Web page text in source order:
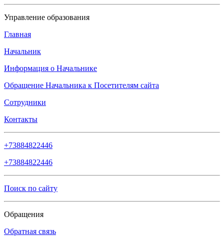
Управление образования
Главная
Начальник
Информация о Начальнике
Обращение Начальника к Посетителям сайта
Сотрудники
Контакты
+73884822446
+73884822446
Поиск по сайту
Обращения
Обратная связь